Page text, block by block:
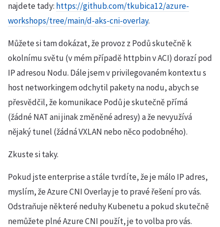
najdete tady: https://github.com/tkubica12/azure-
workshops/tree/main/d-aks-cni-overlay.
Můžete si tam dokázat, že provoz z Podů skutečně k
okolnímu světu (v mém případě httpbin v ACI) dorazí pod
IP adresou Nodu. Dále jsem v privilegovaném kontextu s
host networkingem odchytil pakety na nodu, abych se
přesvědčil, že komunikace Podů je skutečně přímá
(žádné NAT ani jinak změněné adresy) a že nevyužívá
nějaký tunel (žádná VXLAN nebo něco podobného).
Zkuste si taky.
Pokud jste enterprise a stále tvrdíte, že je málo IP adres,
myslím, že Azure CNI Overlay je to pravé řešení pro vás.
Odstraňuje některé neduhy Kubenetu a pokud skutečně
nemůžete plné Azure CNI použít, je to volba pro vás.